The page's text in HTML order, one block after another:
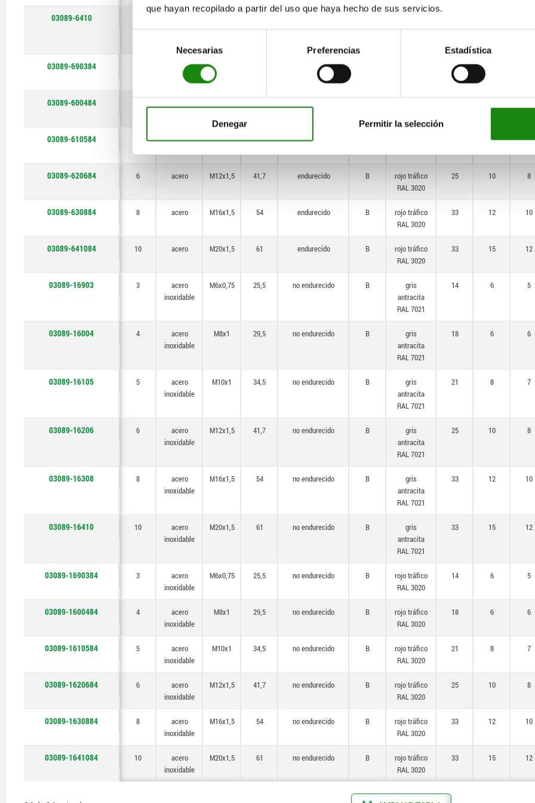
que hayan recopilado a partir del uso que haya hecho de sus servicios.
consentimiento
Necesarias Preferencias Estadística
Denegar Permitir la selección
03089-6410
antracita
03089-690384 acero M6x0,75 endurecido 14
03089-600484
03089-610584 acero M10x1 34,5 endurecido 8 7
03089-620684 6 acero M12x1,5 41,7 endurecido B
rojo tráfico
RAL 3020
25 10 8
03089-630884 8 acero M16x1,5 54 endurecido B
rojo tráfico
RAL 3020
33 12 10
03089-641084 10 acero M20x1,5 61 endurecido B
rojo tráfico
RAL 3020
33 15 12
03089-16903 3
acero
inoxidable
M6x0,75 25,5 no endurecido B
gris
antracita
RAL 7021
14 6 5
03089-16004 4
acero
inoxidable
M8x1 29,5 no endurecido B
gris
antracita
RAL 7021
18 6 6
03089-16105 5
acero
inoxidable
M10x1 34,5 no endurecido B
gris
antracita
RAL 7021
21 8 7
03089-16206 6
acero
inoxidable
M12x1,5 41,7 no endurecido B
gris
antracita
RAL 7021
25 10 8
03089-16308 8
acero
inoxidable
M16x1,5 54 no endurecido B
gris
antracita
RAL 7021
33 12 10
03089-16410 10
acero
inoxidable
M20x1,5 61 no endurecido B
gris
antracita
RAL 7021
33 15 12
03089-1690384 3
acero
inoxidable
M6x0,75 25,5 no endurecido B
rojo tráfico
RAL 3020
14 6 5
03089-1600484 4
acero
inoxidable
M8x1 29,5 no endurecido B
rojo tráfico
RAL 3020
18 6 6
03089-1610584 5
acero
inoxidable
M10x1 34,5 no endurecido B
rojo tráfico
RAL 3020
21 8 7
03089-1620684 6
acero
inoxidable
M12x1,5 41,7 no endurecido B
rojo tráfico
RAL 3020
25 10 8
03089-1630884 8
acero
inoxidable
M16x1,5 54 no endurecido B
rojo tráfico
RAL 3020
33 12 10
03089-1641084 10
acero
inoxidable
M20x1,5 61 no endurecido B
rojo tráfico
RAL 3020
33 15 12